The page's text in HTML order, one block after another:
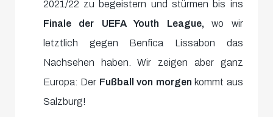
2021/22 zu begeistern und stürmen bis ins
Finale der
UEFA Youth League,wo wir
letztlich gegen Benfica Lissabon das
Nachsehen haben. Wir zeigen aber ganz
Europa: Der Fußball von morgen kommt aus
Salzburg!